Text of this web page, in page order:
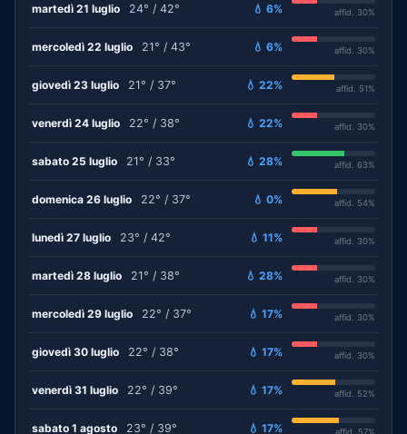
martedì 21 luglio 24° / 42° 💧 6% affid. 30%
mercoledì 22 luglio 21° / 43° 💧 6% affid. 30%
giovedì 23 luglio 21° / 37° 💧 22% affid. 51%
venerdì 24 luglio 22° / 38° 💧 22% affid. 30%
sabato 25 luglio 21° / 33° 💧 28% affid. 63%
domenica 26 luglio 22° / 37° 💧 0% affid. 54%
lunedì 27 luglio 23° / 42° 💧 11% affid. 30%
martedì 28 luglio 21° / 38° 💧 28% affid. 30%
mercoledì 29 luglio 22° / 37° 💧 17% affid. 30%
giovedì 30 luglio 22° / 38° 💧 17% affid. 30%
venerdì 31 luglio 22° / 39° 💧 17% affid. 52%
sabato 1 agosto 23° / 39° 💧 17% affid. 57%